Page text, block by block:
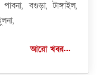
বগুড়া, টাঙ্গাইল,
আরো খবর...